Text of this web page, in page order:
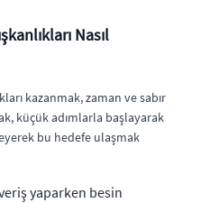
Nasıl
kazanmak, zaman ve sabır
küçük adımlarla başlayarak
bu hedefe ulaşmak
yaparken besin